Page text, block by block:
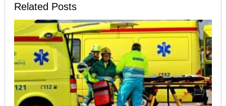
Related Posts